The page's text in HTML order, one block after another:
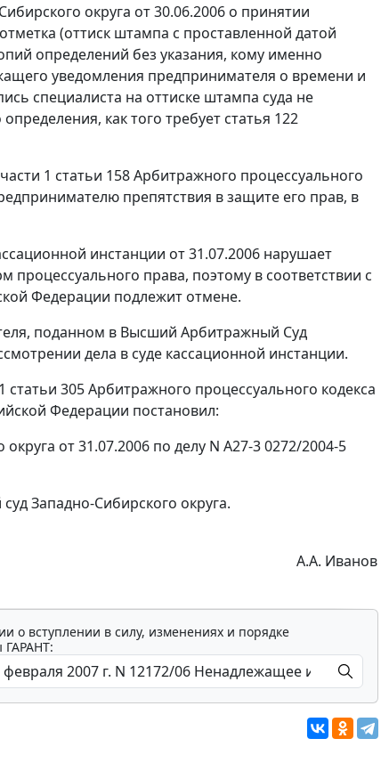
округа от 30.06.2006 о принятии
(оттиск штампа с проставленной датой
определений без указания, кому именно
уведомления предпринимателя о времени и
специалиста на оттиске штампа суда не
как того требует статья 122
части 1 статьи 158Арбитражного процессуального
препятствия в защите его прав, в
инстанции от 31.07.2006 нарушает
права, поэтому в соответствии с
Федерации подлежит отмене.
поданном в Высший Арбитражный Суд
дела в суде кассационной инстанции.
статьи 305Арбитражного процессуального кодекса
Федерации постановил:
от 31.07.2006 по делу N А27-3 0272/2004-5
Западно-Сибирского округа.
А.А. Иванов
о вступлении в силу, изменениях и порядке
ГАРАНТ: